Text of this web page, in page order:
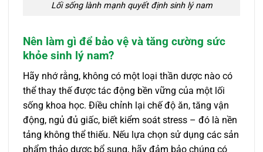
Lối sống lành mạnh quyết định sinh lý nam
Nên làm gì để bảo vệ và tăng cường sức
khỏe sinh lý nam?
Hãy nhớ rằng, không có một loại thần dược nào có
thể thay thế được tác động bền vững của một lối
sống khoa học. Điều chỉnh lại chế độ ăn, tăng vận
động, ngủ đủ giấc, biết kiểm soát stress – đó là nền
tảng không thể thiếu. Nếu lựa chọn sử dụng các sản
phẩm thảo dược bổ sung, hãy đảm bảo chúng có